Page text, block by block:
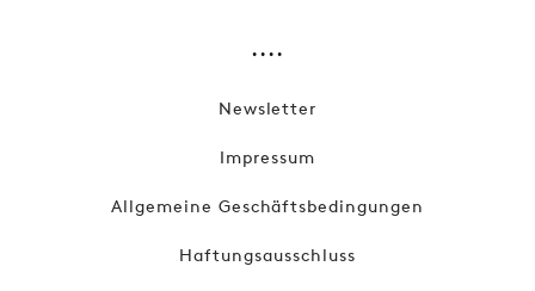
....
Newsletter
Impressum
Allgemeine Geschäftsbedingungen
Haftungsausschluss